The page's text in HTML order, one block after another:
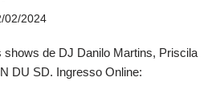
02/2024
de DJ Danilo Martins, Priscila
DU SD. Ingresso Online: